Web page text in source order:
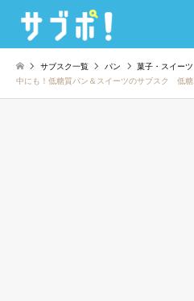
サブスク一覧 パン 菓子・スイーツ
中にも！低糖質パン＆スイーツのサブスク 低糖